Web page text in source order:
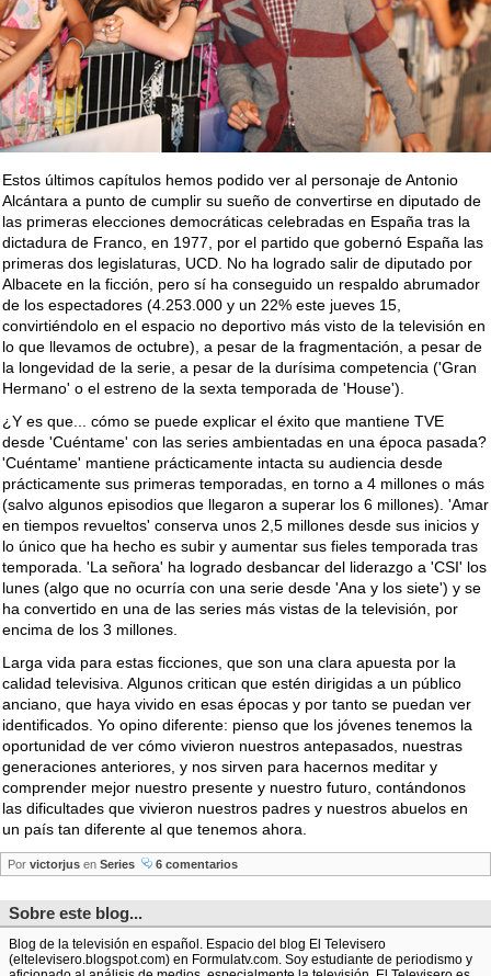
Estos últimos capítulos hemos podido ver al personaje de Antonio
Alcántara a punto de cumplir su sueño de convertirse en diputado de
las primeras elecciones democráticas celebradas en España tras la
dictadura de Franco, en 1977, por el partido que gobernó España las
primeras dos legislaturas, UCD. No ha logrado salir de diputado por
Albacete en la ficción, pero sí ha conseguido un respaldo abrumador
de los espectadores (4.253.000 y un 22% este jueves 15,
convirtiéndolo en el espacio no deportivo más visto de la televisión en
lo que llevamos de octubre), a pesar de la fragmentación, a pesar de
la longevidad de la serie, a pesar de la durísima competencia ('Gran
Hermano' o el estreno de la sexta temporada de 'House').
¿Y es que... cómo se puede explicar el éxito que mantiene TVE
desde 'Cuéntame' con las series ambientadas en una época pasada?
'Cuéntame' mantiene prácticamente intacta su audiencia desde
prácticamente sus primeras temporadas, en torno a 4 millones o más
(salvo algunos episodios que llegaron a superar los 6 millones). 'Amar
en tiempos revueltos' conserva unos 2,5 millones desde sus inicios y
lo único que ha hecho es subir y aumentar sus fieles temporada tras
temporada. 'La señora' ha logrado desbancar del liderazgo a 'CSI' los
lunes (algo que no ocurría con una serie desde 'Ana y los siete') y se
ha convertido en una de las series más vistas de la televisión, por
encima de los 3 millones.
Larga vida para estas ficciones, que son una clara apuesta por la
calidad televisiva. Algunos critican que estén dirigidas a un público
anciano, que haya vivido en esas épocas y por tanto se puedan ver
identificados. Yo opino diferente: pienso que los jóvenes tenemos la
oportunidad de ver cómo vivieron nuestros antepasados, nuestras
generaciones anteriores, y nos sirven para hacernos meditar y
comprender mejor nuestro presente y nuestro futuro, contándonos
las dificultades que vivieron nuestros padres y nuestros abuelos en
un país tan diferente al que tenemos ahora.
Por victorjus en Series 6 comentarios
Sobre este blog...
Blog de la televisión en español. Espacio del blog El Televisero
(eltelevisero.blogspot.com) en Formulatv.com. Soy estudiante de periodismo y